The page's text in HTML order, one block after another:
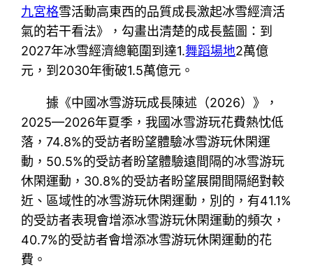
九宮格雪活動高東西的品質成長激起冰雪經濟活
氣的若干看法》，勾畫出清楚的成長藍圖：到
2027年冰雪經濟總範圍到達1.舞蹈場地2萬億
元，到2030年衝破1.5萬億元。
據《中國冰雪游玩成長陳述（2026）》，
2025—2026年夏季，我國冰雪游玩花費熱忱低
落，74.8%的受訪者盼望體驗冰雪游玩休閑運
動，50.5%的受訪者盼望體驗遠間隔的冰雪游玩
休閑運動，30.8%的受訪者盼望展開間隔絕對較
近、區域性的冰雪游玩休閑運動，別的，有41.1%
的受訪者表現會增添冰雪游玩休閑運動的頻次，
40.7%的受訪者會增添冰雪游玩休閑運動的花
費。